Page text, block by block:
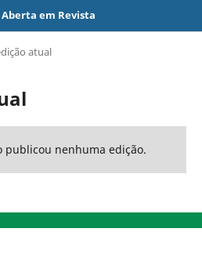
em Revista
atual
publicou nenhuma edição.